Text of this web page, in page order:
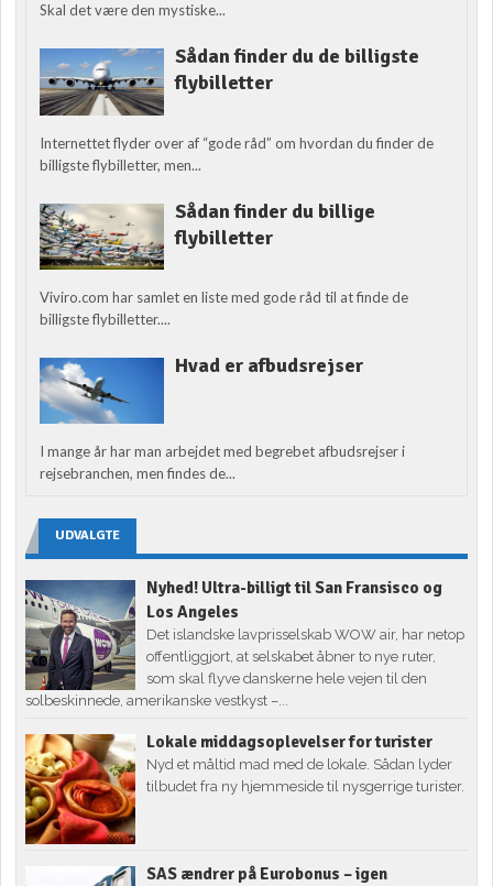
Skal det være den mystiske...
Sådan finder du de billigste
flybilletter
Internettet flyder over af “gode råd” om hvordan du finder de
billigste flybilletter, men...
Sådan finder du billige
flybilletter
Viviro.com har samlet en liste med gode råd til at finde de
billigste flybilletter....
Hvad er afbudsrejser
I mange år har man arbejdet med begrebet afbudsrejser i
rejsebranchen, men findes de...
UDVALGTE
Nyhed! Ultra-billigt til San Fransisco og
Los Angeles
Det islandske lavprisselskab WOW air, har netop
offentliggjort, at selskabet åbner to nye ruter,
som skal flyve danskerne hele vejen til den
solbeskinnede, amerikanske vestkyst –...
Lokale middagsoplevelser for turister
Nyd et måltid mad med de lokale. Sådan lyder
tilbudet fra ny hjemmeside til nysgerrige turister.
SAS ændrer på Eurobonus – igen